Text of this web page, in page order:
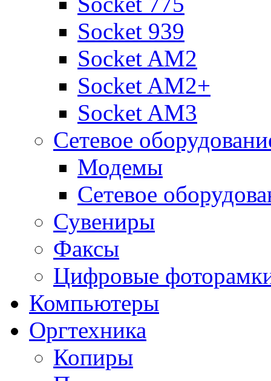
Socket 939
Socket AM2
Socket AM2+
Socket AM3
Сетевое
Модемы
Сетевое
Сувениры
Факсы
Цифровые
Компьютеры
Оргтехника
Копиры